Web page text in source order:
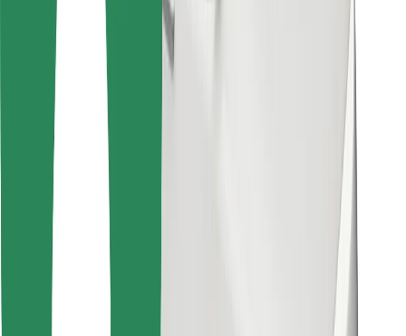
Завантажити застосунок Bolt
Знайди твою улюблену страву чи їжу!
Завантажити застосунок Bolt Food